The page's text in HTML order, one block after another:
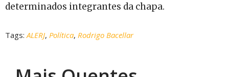
determinados integrantes da chapa.
Tags: ALERJ, Política, Rodrigo Bacellar